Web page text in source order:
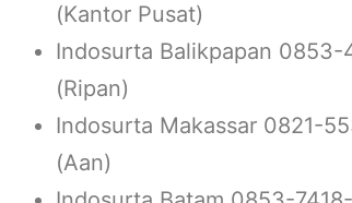
(Kantor Pusat)
Indosurta Balikpapan
(Ripan)
Indosurta Makassar 0821-
(Aan)